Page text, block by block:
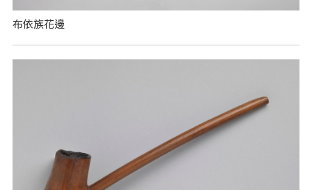
布依族花邊